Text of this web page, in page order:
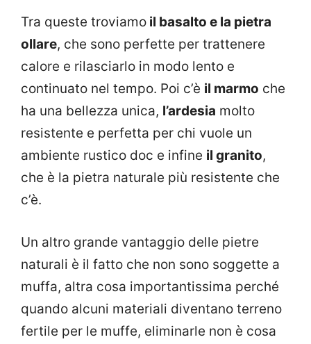
Tra queste troviamo il basalto e la pietra
ollare, che sono perfette per trattenere
calore e rilasciarlo in modo lento e
continuato nel tempo. Poi c’è il marmo che
ha una bellezza unica, l’ardesia molto
resistente e perfetta per chi vuole un
ambiente rustico doc e infine il granito,
che è la pietra naturale più resistente che
c’è.
Un altro grande vantaggio delle pietre
naturali è il fatto che non sono soggette a
muffa, altra cosa importantissima perché
quando alcuni materiali diventano terreno
fertile per le muffe, eliminarle non è cosa